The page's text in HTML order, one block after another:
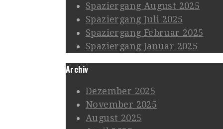
Spaziergang August 2025
Spaziergang Juli 2025
Spaziergang Februar 2025
Spaziergang Januar 2025
Archiv
Dezember 2025
November 2025
August 2025